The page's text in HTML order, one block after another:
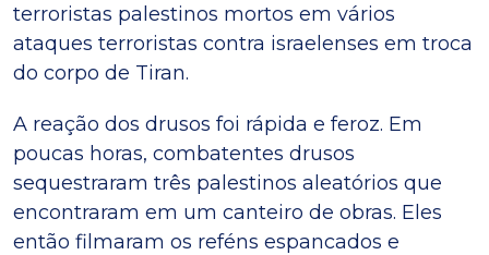
terroristas palestinos mortos em vários
ataques terroristas contra israelenses em troca
do corpo de Tiran.
A reação dos drusos foi rápida e feroz. Em
poucas horas, combatentes drusos
sequestraram três palestinos aleatórios que
encontraram em um canteiro de obras. Eles
então filmaram os reféns espancados e